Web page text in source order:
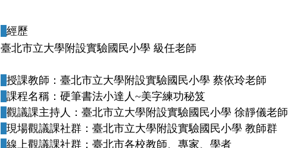
經歷
臺北市立大學附設實驗國民小學 級任老師
授課教師 ： 臺北市立大學附設實驗國民小學 蔡依玲老師
課程名稱 ： 硬筆書法小達人~美字練功秘笈
觀議課主持人： 臺北市立大學附設實驗國民小學 徐靜儀老師
現場觀議課社群 ： 臺北市立大學附設實驗國民小學 教師群
線上觀議課社群： 臺北市各校教師、專家、學者